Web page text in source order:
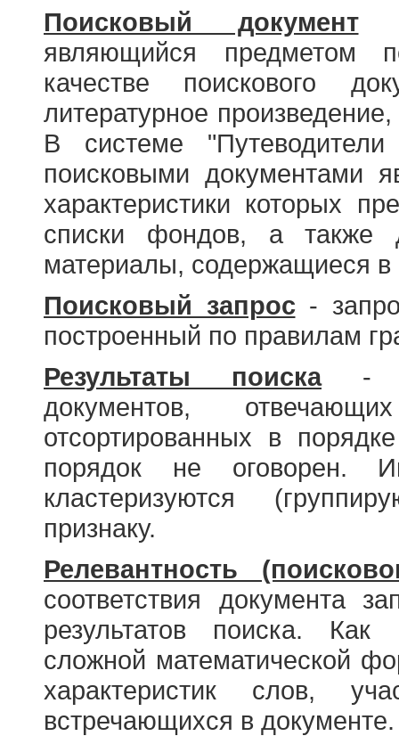
Поисковый документ-
являющийся предметом
качестве поискового
литературное
В системе
поисковыми документами
характеристики которых
списки фондов, а также
материалы, содержащиеся в
Поисковый запрос-
построенный по правилам
Результаты поиска-
документов,
отсортированных в
порядок не оговорен.
кластеризуются
признаку.
Релевантность
соответствия документа
результатов поиска.
сложной математической
характеристик слов,
встречающихся в документе.